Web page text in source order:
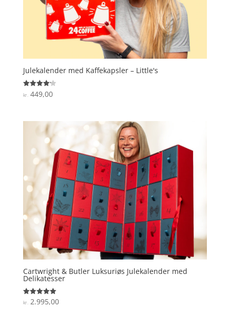
Julekalender med Kaffekapsler – Little's
Vurderet
4.2
kr.449,00
Cartwright & Butler Luksuriøs Julekalender med
Delikatesser
Vurderet
5
kr.2.995,00